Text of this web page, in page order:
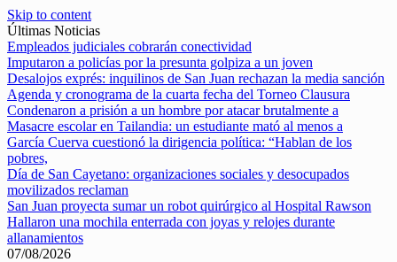
Skip to content
Últimas Noticias
Empleados judiciales cobrarán conectividad
Imputaron a policías por la presunta golpiza a un joven
Desalojos exprés: inquilinos de San Juan rechazan la media sanción
Agenda y cronograma de la cuarta fecha del Torneo Clausura
Condenaron a prisión a un hombre por atacar brutalmente a
Masacre escolar en Tailandia: un estudiante mató al menos a
García Cuerva cuestionó la dirigencia política: “Hablan de los
pobres,
Día de San Cayetano: organizaciones sociales y desocupados
movilizados reclaman
San Juan proyecta sumar un robot quirúrgico al Hospital Rawson
Hallaron una mochila enterrada con joyas y relojes durante
allanamientos
07/08/2026